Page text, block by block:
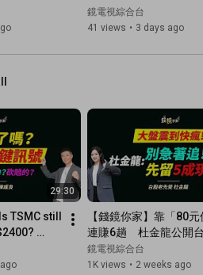
Where is
Global Markets? | New
Horizons in Wealth |
鏡電視綜合台
41 views • 3 days ago
29:30
TSMC still
biggest
【錢鏡你家】靠「80元
連賺6趟　杜金龍公開
第三季操作法ft.台股老
金龍｜錢鏡你家｜鏡新
鏡電視綜合台
1K views • 2 weeks ago